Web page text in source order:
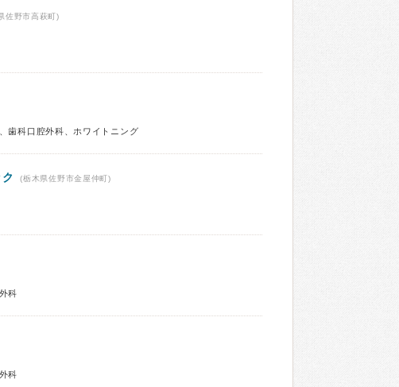
佐野市高萩町)
歯科口腔外科、ホワイトニング
(栃木県佐野市金屋仲町)
科
科